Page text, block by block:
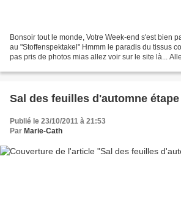
Bonsoir tout le monde, Votre Week-end s'est bien
au "Stoffenspektakel" Hmmm le paradis du tissus
pas pris de photos mias allez voir sur le site là...
Sal des feuilles d'automne étape
Publié le 23/10/2011 à 21:53
Par Marie-Cath